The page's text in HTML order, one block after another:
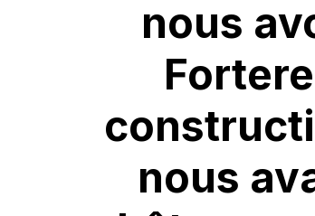
FAUCON
NOIR
nous
nous